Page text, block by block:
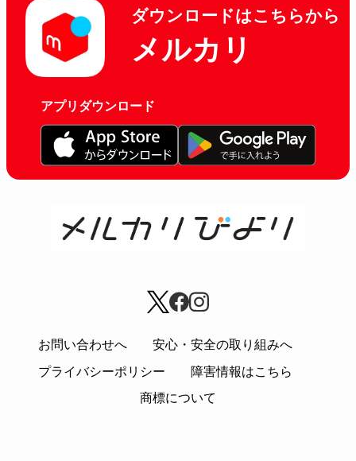
ダウンロードはこちらから
メルカリ
アプリダウンロード
お問い合わせへ
安心・安全の取り組みへ
プライバシーポリシー
障害情報はこちら
商標について